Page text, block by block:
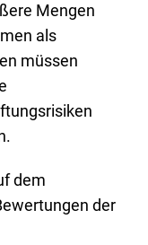
Mengen
als
müssen
dem
der